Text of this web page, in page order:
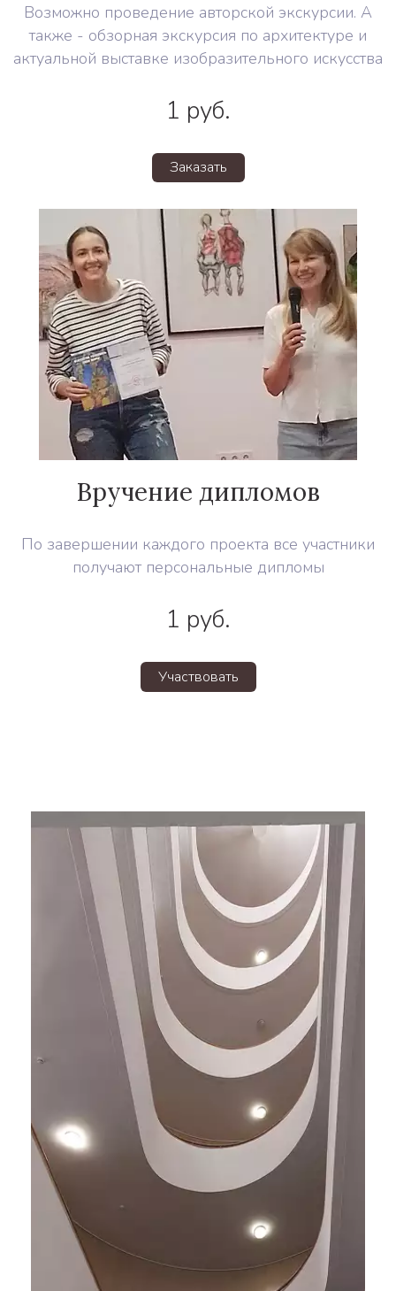
Возможно проведение авторской экскурсии. А
также - обзорная экскурсия по архитектуре и
актуальной выставке изобразительного искусства
1 руб.
Заказать
Вручение дипломов
По завершении каждого проекта все участники
получают персональные дипломы
1 руб.
Участвовать